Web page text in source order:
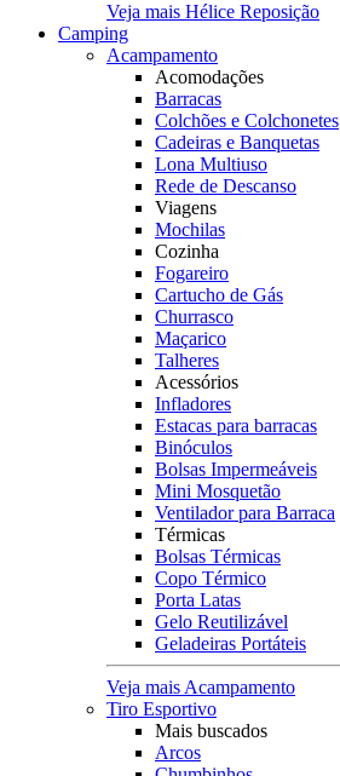
Veja mais Hélice Reposição
Camping
Acampamento
Acomodações
Barracas
Colchões e Colchonetes
Cadeiras e Banquetas
Lona Multiuso
Rede de Descanso
Viagens
Mochilas
Cozinha
Fogareiro
Cartucho de Gás
Churrasco
Maçarico
Talheres
Acessórios
Infladores
Estacas para barracas
Binóculos
Bolsas Impermeáveis
Mini Mosquetão
Ventilador para Barraca
Térmicas
Bolsas Térmicas
Copo Térmico
Porta Latas
Gelo Reutilizável
Geladeiras Portáteis
Veja mais Acampamento
Tiro Esportivo
Mais buscados
Arcos